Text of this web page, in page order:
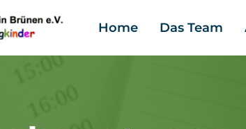
Home Das Team